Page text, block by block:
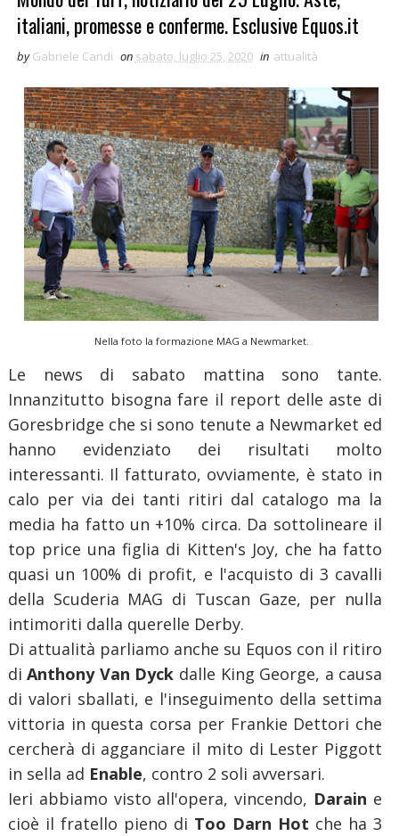
italiani, promesse e conferme. Esclusive Equos.it
by Gabriele Candi on sabato, luglio 25, 2020 in attualità
Nella foto la formazione MAG a Newmarket.
Le news di sabato mattina sono tante.
Innanzitutto bisogna fare il report delle aste di
Goresbridge che si sono tenute a Newmarket ed
hanno evidenziato dei risultati molto
interessanti. Il fatturato, ovviamente, è stato in
calo per via dei tanti ritiri dal catalogo ma la
media ha fatto un +10% circa. Da sottolineare il
top price una figlia di Kitten's Joy, che ha fatto
quasi un 100% di profit, e l'acquisto di 3 cavalli
della Scuderia MAG di Tuscan Gaze, per nulla
intimoriti dalla querelle Derby.
Di attualità parliamo anche su Equos con il ritiro
diAnthony Van Dyck dalle King George, a causa
di valori sballati, e l'inseguimento della settima
vittoria in questa corsa per Frankie Dettori che
cercherà di agganciare il mito di Lester Piggott
in sella ad Enable, contro 2 soli avversari.
Ieri abbiamo visto all'opera, vincendo, Darain e
cioè il fratello pieno di Too Darn Hot che ha 3